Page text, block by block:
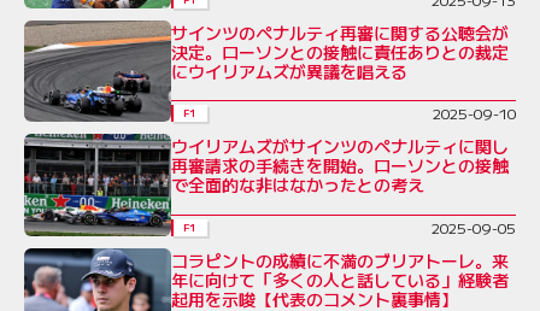
サインツのペナルティ再審に関する公聴会が
決定。ローソンとの接触に責任ありとの裁定
にウイリアムズが異議を唱える
F1 2025-09-10
ウイリアムズがサインツのペナルティに関し
再審請求の手続きを開始。ローソンとの接触
で全面的な非はなかったとの考え
F1 2025-09-05
コラピントの成績に不満のブリアトーレ。来
年に向けて「多くの人と話している」経験者
起用を示唆【代表のコメント裏事情】